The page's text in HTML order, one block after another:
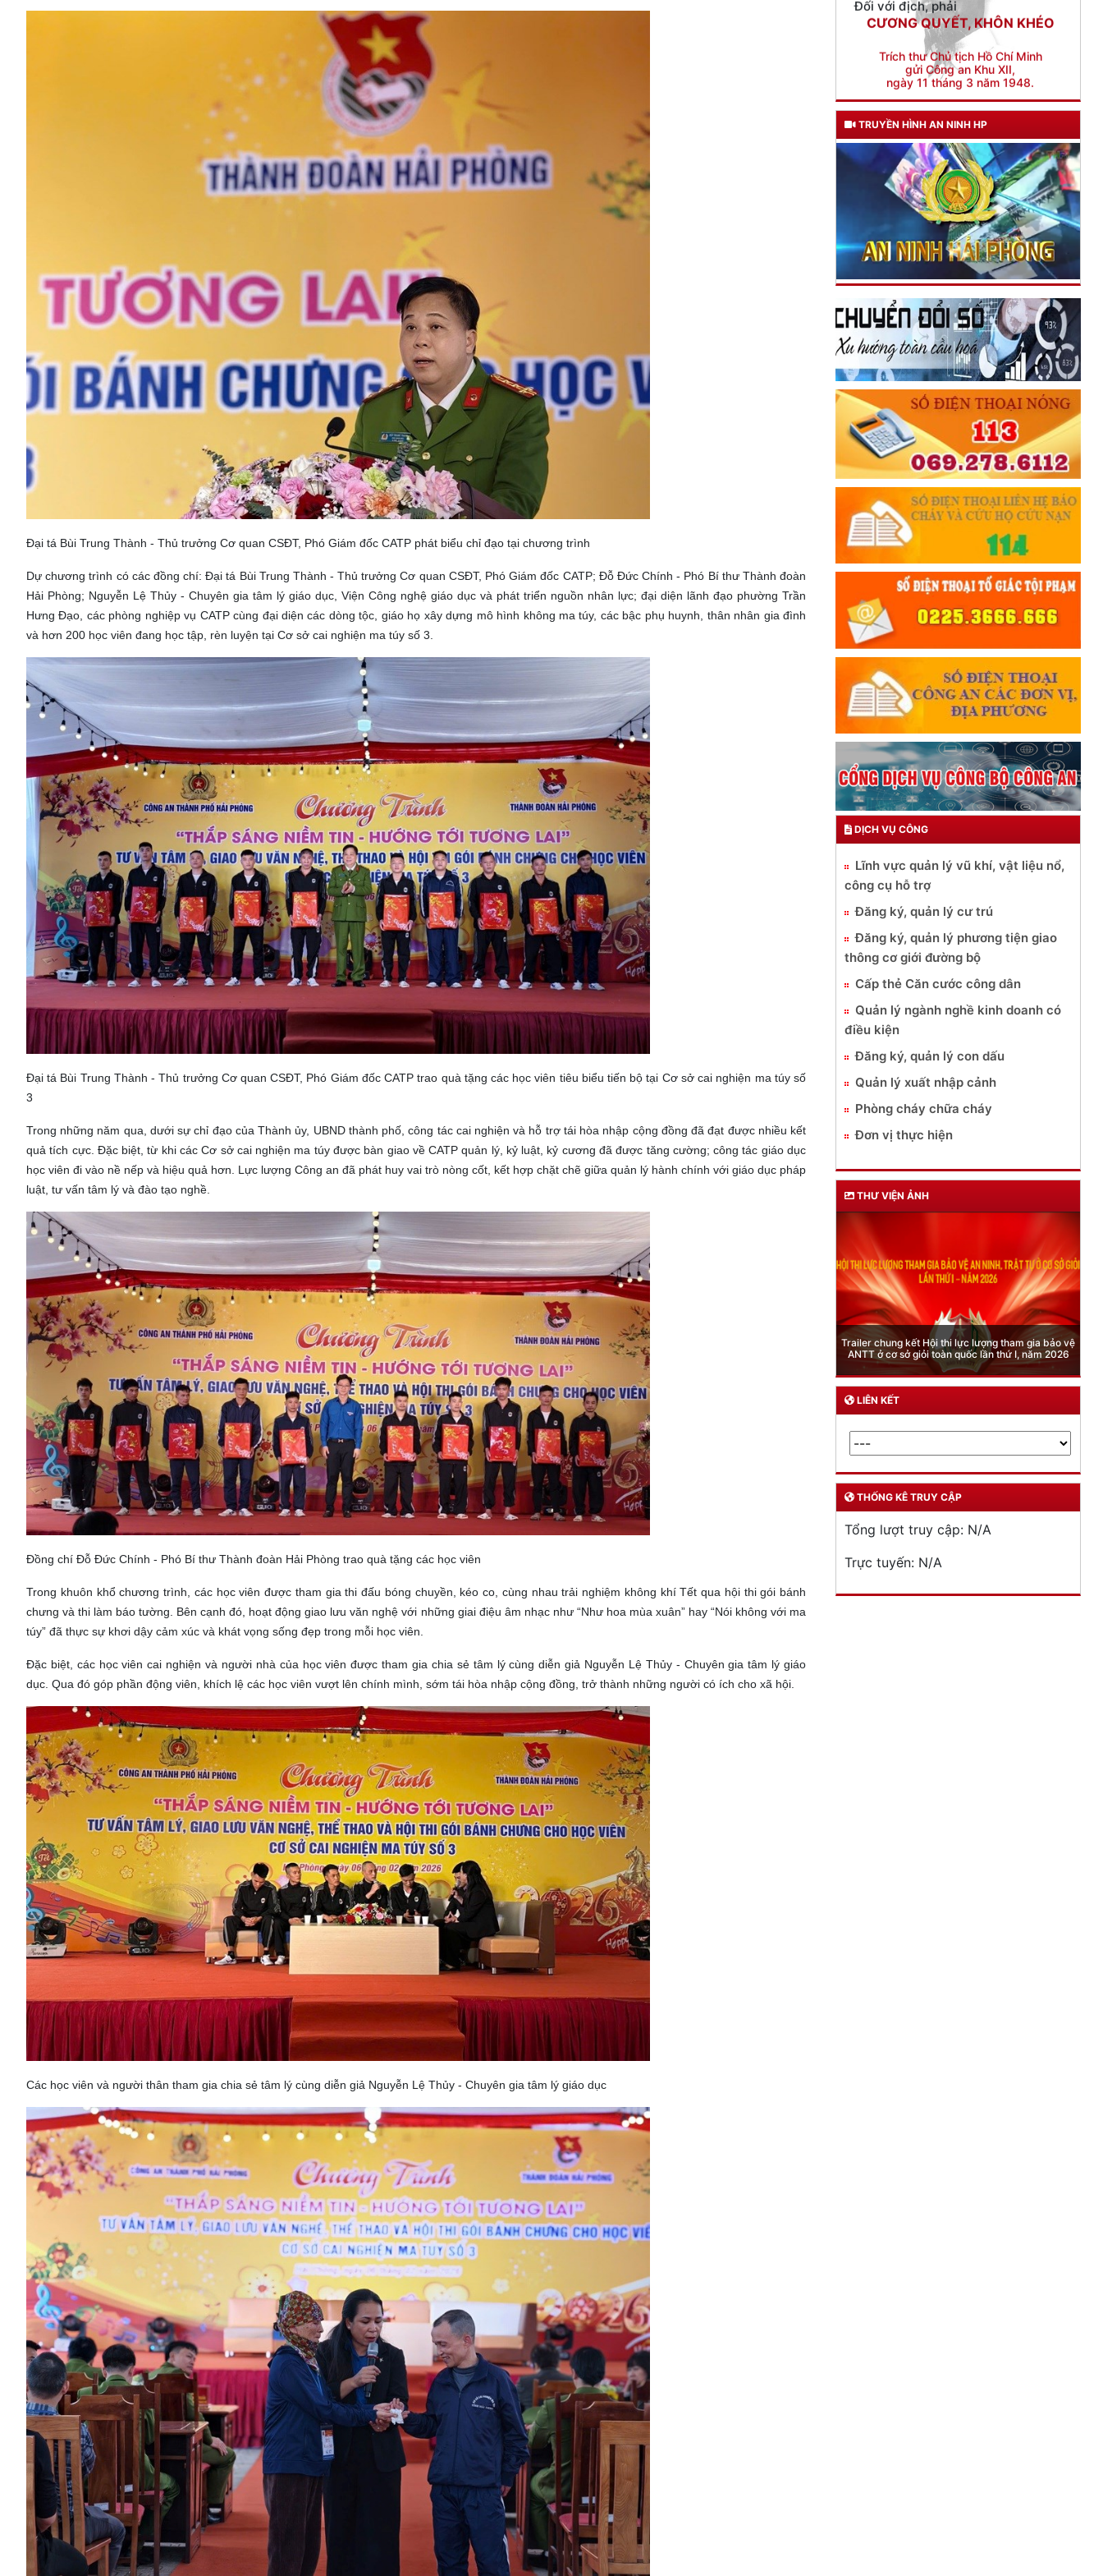
Đại tá Bùi Trung Thành - Thủ trưởng Cơ quan CSĐT, Phó Giám đốc CATP phát biểu chỉ đạo tại chương trình
Dự chương trình có các đồng chí: Đại tá Bùi Trung Thành - Thủ trưởng Cơ quan CSĐT, Phó Giám đốc CATP; Đỗ Đức Chính - Phó Bí thư Thành đoàn
Hải Phòng; Nguyễn Lệ Thủy - Chuyên gia tâm lý giáo dục, Viện Công nghệ giáo dục và phát triển nguồn nhân lực; đại diện lãnh đạo phường Trần
Hưng Đạo, các phòng nghiệp vụ CATP cùng đại diện các dòng tộc, giáo họ xây dựng mô hình không ma túy, các bậc phụ huynh, thân nhân gia đình
và hơn 200 học viên đang học tập, rèn luyện tại Cơ sở cai nghiện ma túy số 3.
Đại tá Bùi Trung Thành - Thủ trưởng Cơ quan CSĐT, Phó Giám đốc CATP trao quà tặng các học viên tiêu biểu tiến bộ tại Cơ sở cai nghiện ma túy số
3
Trong những năm qua, dưới sự chỉ đạo của Thành ủy, UBND thành phố, công tác cai nghiện và hỗ trợ tái hòa nhập cộng đồng đã đạt được nhiều kết
quả tích cực. Đặc biệt, từ khi các Cơ sở cai nghiện ma túy được bàn giao về CATP quản lý, kỷ luật, kỷ cương đã được tăng cường; công tác giáo dục
học viên đi vào nề nếp và hiệu quả hơn. Lực lượng Công an đã phát huy vai trò nòng cốt, kết hợp chặt chẽ giữa quản lý hành chính với giáo dục pháp
luật, tư vấn tâm lý và đào tạo nghề.
Đồng chí Đỗ Đức Chính - Phó Bí thư Thành đoàn Hải Phòng trao quà tặng các học viên
Trong khuôn khổ chương trình, các học viên được tham gia thi đấu bóng chuyền, kéo co, cùng nhau trải nghiệm không khí Tết qua hội thi gói bánh
chưng và thi làm báo tường. Bên cạnh đó, hoạt động giao lưu văn nghệ với những giai điệu âm nhạc như “Như hoa mùa xuân” hay “Nói không với ma
túy” đã thực sự khơi dậy cảm xúc và khát vọng sống đẹp trong mỗi học viên.
Đặc biệt, các học viên cai nghiện và người nhà của học viên được tham gia chia sẻ tâm lý cùng diễn giả Nguyễn Lệ Thủy - Chuyên gia tâm lý giáo
dục. Qua đó góp phần động viên, khích lệ các học viên vượt lên chính mình, sớm tái hòa nhập cộng đồng, trở thành những người có ích cho xã hội.
Các học viên và người thân tham gia chia sẻ tâm lý cùng diễn giả Nguyễn Lệ Thủy - Chuyên gia tâm lý giáo dục
TRUYỀN HÌNH AN NINH HP
DỊCH VỤ CÔNG
Lĩnh vực quản lý vũ khí, vật liệu nổ,
công cụ hỗ trợ
Đăng ký, quản lý cư trú
Đăng ký, quản lý phương tiện giao
thông cơ giới đường bộ
Cấp thẻ Căn cước công dân
Quản lý ngành nghề kinh doanh có
điều kiện
Đăng ký, quản lý con dấu
Quản lý xuất nhập cảnh
Phòng cháy chữa cháy
Đơn vị thực hiện
THƯ VIỆN ẢNH
Phòng Quản lý xuất nhập cảnh: Hướng dẫn những
quy định mới trong lĩnh vực xuất cảnh, nhập cảnh
của công dân việt nam từ ngày 01/7/2026
LIÊN KẾT
THỐNG KÊ TRUY CẬP
Tổng lượt truy cập: N/A
Trực tuyến: N/A